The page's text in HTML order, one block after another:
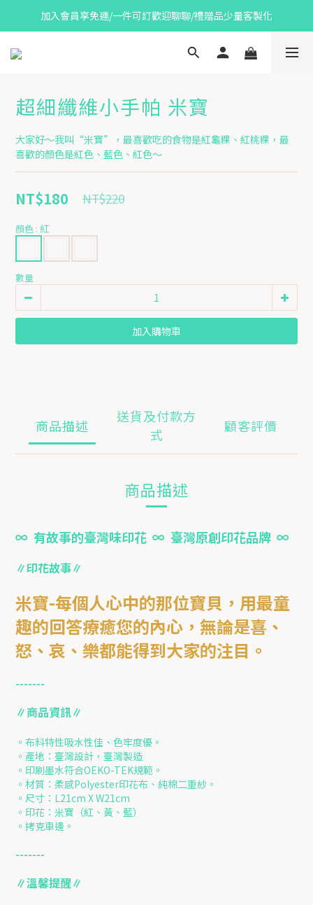
加入會員享免運/一件可訂歡迎聊聊/禮贈品少量客製化
超細纖維小手帕 米寶
大家好～我叫“米寶”，最喜歡吃的食物是紅龜粿、紅桃粿，最
喜歡的顏色是紅色、藍色、紅色～
NT$180 NT$220
顏色 : 紅
數量
加入購物車
商品描述
送貨及付款方
式
顧客評價
商品描述
∞ 有故事的臺灣味印花 ∞ 臺灣原創印花品牌 ∞
∥印花故事∥
米寶-每個人心中的那位寶貝，用最童
趣的回答療癒您的內心，無論是喜、
怒、哀、樂都能得到大家的注目。
-------
∥商品資訊∥
。布料特性吸水性佳、色牢度優。
。產地：臺灣設計，臺灣製造
。印刷墨水符合OEKO-TEK規範。
。材質：柔感Polyester印花布、純棉二重紗。
。尺寸：L21cm X W21cm
。印花：米寶（紅、黃、藍）
。拷克車邊。
-------
∥溫馨提醒∥